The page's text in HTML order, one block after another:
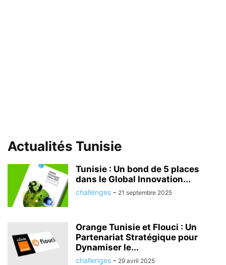
Actualités Tunisie
Tunisie : Un bond de 5 places
dans le Global Innovation...
challenges - 21 septembre 2025
Orange Tunisie et Flouci : Un
Partenariat Stratégique pour
Dynamiser le...
challenges - 29 avril 2025